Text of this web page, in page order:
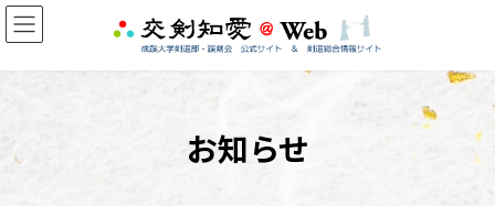
コ
ン
ン
ナ
ビ
ー
お知らせ